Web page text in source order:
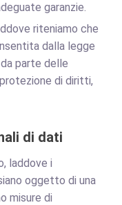
garanzie.
riteniamo che
dalla legge
parte delle
di diritti,
di dati
laddove i
oggetto di una
misure di